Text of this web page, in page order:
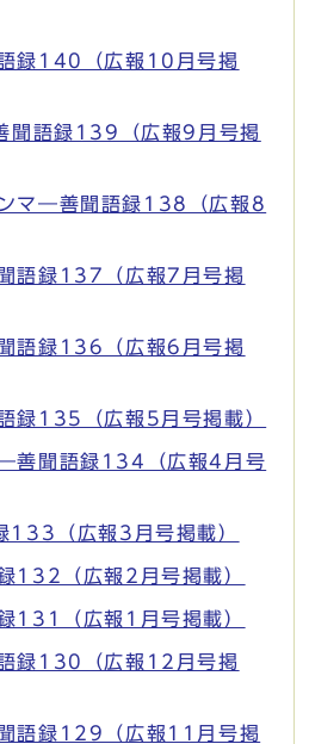
録140（広報10月号掲
語録139（広報9月号掲
マ―善聞語録138（広報8
語録137（広報7月号掲
語録136（広報6月号掲
録135（広報5月号掲載）
善聞語録134（広報4月号
（広報3月号掲載）
132（広報2月号掲載）
131（広報1月号掲載）
録130（広報12月号掲
語録129（広報11月号掲